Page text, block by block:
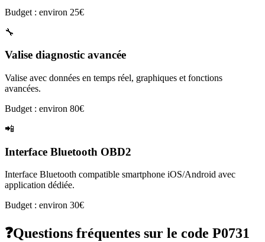
Budget : environ 25€
🔧
Valise diagnostic avancée
Valise avec données en temps réel, graphiques et fonctions
avancées.
Budget : environ 80€
📲
Interface Bluetooth OBD2
Interface Bluetooth compatible smartphone iOS/Android avec
application dédiée.
Budget : environ 30€
❓Questions fréquentes sur le code P0731